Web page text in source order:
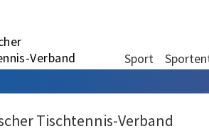
Verband
Sport
Tischtennis-Verband